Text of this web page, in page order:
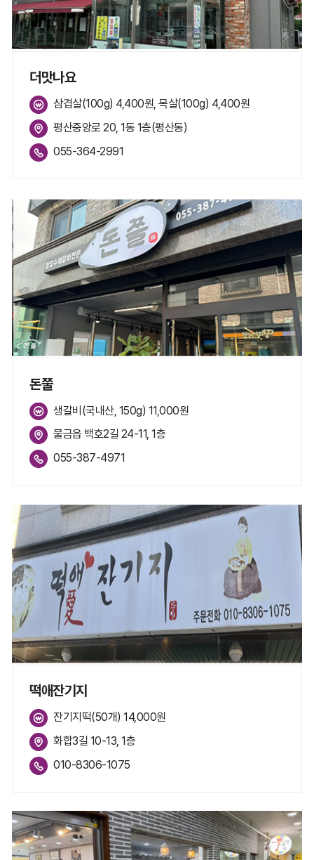
더맛나요
삼겹살(100g) 4,400원, 목살(100g) 4,400원
평산중앙로 20, 1동 1층(평산동)
055-364-2991
돈쭐
생갈비(국내산, 150g) 11,000원
물금읍 백호2길 24-11, 1층
055-387-4971
떡애잔기지
잔기지떡(50개) 14,000원
화합3길 10-13, 1층
010-8306-1075